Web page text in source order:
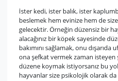
İster kedi, ister balık, ister
beslemek hem evinize hem de
gelecektir. Örneğin düzensiz bir
alacağınız bir köpek sayesinde
bakımını sağlamak, onu dışarıda
ona şefkat vermek zaman isteyen
düzene koymak istiyorsanız bu
hayvanlar size psikolojik olarak